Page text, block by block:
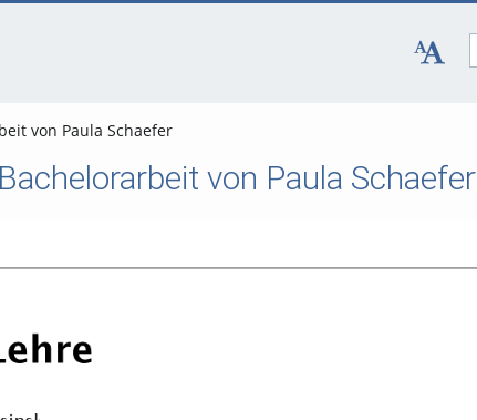
von Paula Schaefer
von Paula Schaefer